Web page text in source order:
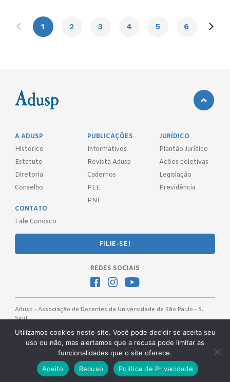
1 2 3 4 5 6
A ADUSP
Histórico
Estatuto
Diretoria
Conselho
PUBLICAÇÕES
Informativos
Revista Adusp
Cadernos
PEE
PNE
JURÍDICO
Plantão Jurídico
Ações coletivas
Legislação
Previdência
CONTATO
Fale Conosco
FILIE-SE!
REDES SOCIAIS
Adusp - Associação de Docentes da Universidade de São Paulo - S.
Sind.
Av. Prof. Almeida Prado, 1366 - São Paulo, SP - CEP 05508-070
Telefones: (11) 3091-4465 / 66 ● (11) 3813-5573 ● (11) 3815-9245 ●
(11) 3814-1715 ● (11) 3032-5950
Desenvolvido pelaOKN Group.
Utilizamos cookies neste site. Você pode decidir se aceita seu
uso ou não, mas alertamos que a recusa pode limitar as
funcionalidades que o site oferece.
Aceito
Recuso Politica de Privacidade